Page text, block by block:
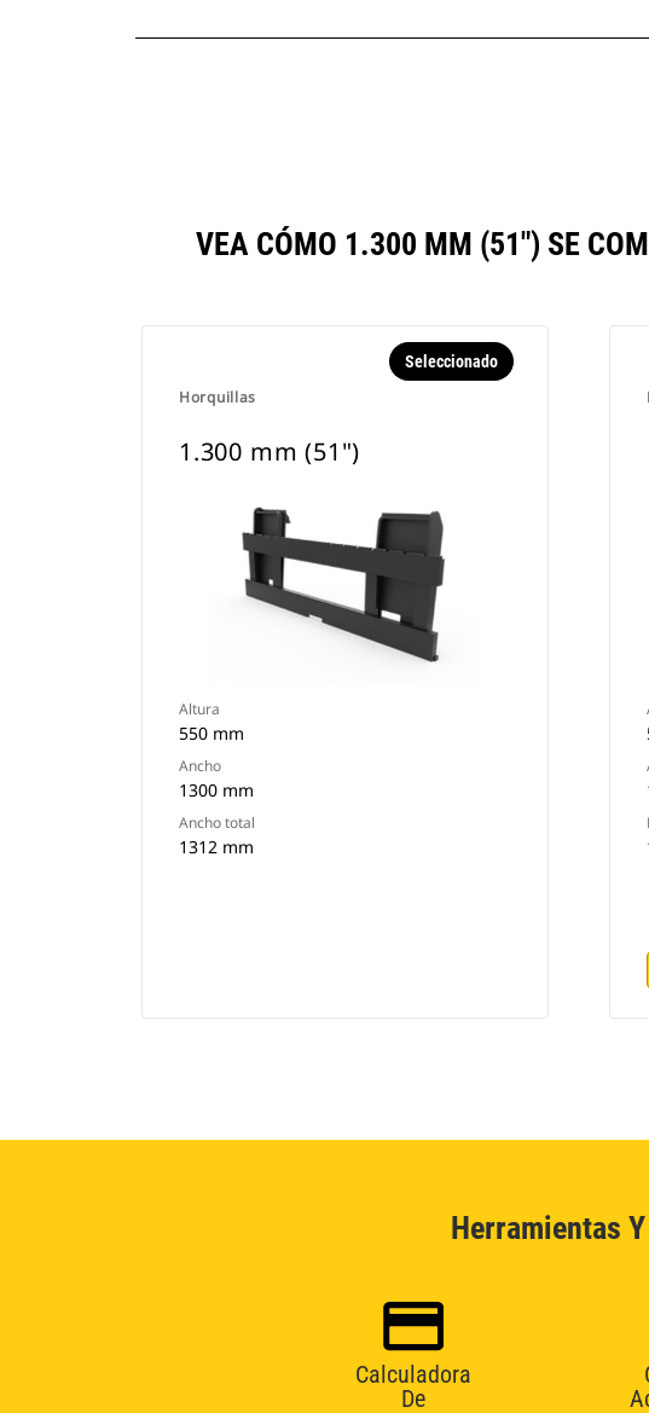
VEA CÓMO 1.300 MM (51") SE
Horquillas
Seleccionado
1.300 mm (51")
Altura
550 mm
Ancho
1300 mm
Ancho total
1312 mm
Herramientas
Calculadora
De